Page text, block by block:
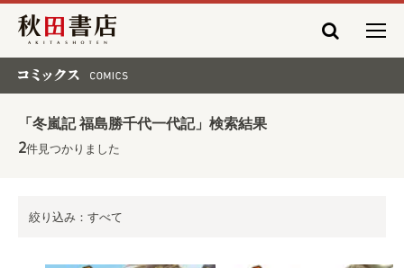
秋田書店
「冬嵐記 福島勝千代一代記」検索結果
2件見つかりました
絞り込み：すべて